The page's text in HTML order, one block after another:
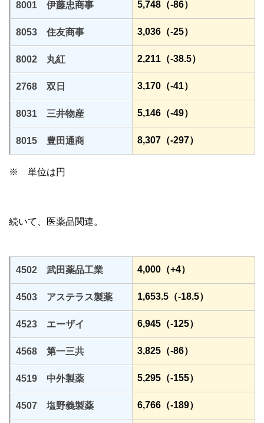
8001 伊藤忠商事 5,748（-86）
8053 住友商事 3,036（-25）
8002 丸紅 2,211（-38.5）
2768 双日 3,170（-41）
8031 三井物産 5,146（-49）
8015 豊田通商 8,307（-297）
※ 単位は円
続いて、医薬品関連。
4502 武田薬品工業 4,000（+4）
4503 アステラス製薬 1,653.5（-18.5）
4523 エーザイ 6,945（-125）
4568 第一三共 3,825（-86）
4519 中外製薬 5,295（-155）
4507 塩野義製薬 6,766（-189）